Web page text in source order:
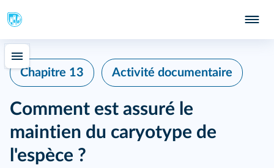
Chapitre 13 Activité documentaire
Comment est assuré le
maintien du caryotype de
l'espèce ?